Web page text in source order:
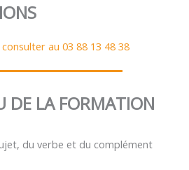
au 03 88 13 48 38
DE LA FORMATION
du verbe et du complément